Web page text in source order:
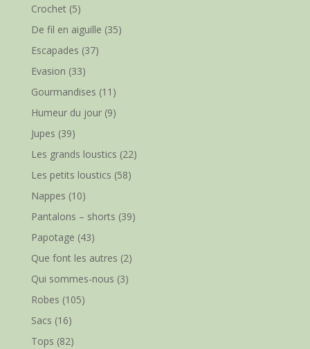
Crochet(5)
De fil en aiguille (35)
Escapades (37)
Evasion (33)
Gourmandises (11)
Humeur du jour(9)
Jupes (39)
Les grands loustics (22)
Les petits loustics (58)
Nappes (10)
Pantalons – shorts (39)
Papotage (43)
Que font les autres (2)
Qui sommes-nous (3)
Robes (105)
Sacs (16)
Tops (82)